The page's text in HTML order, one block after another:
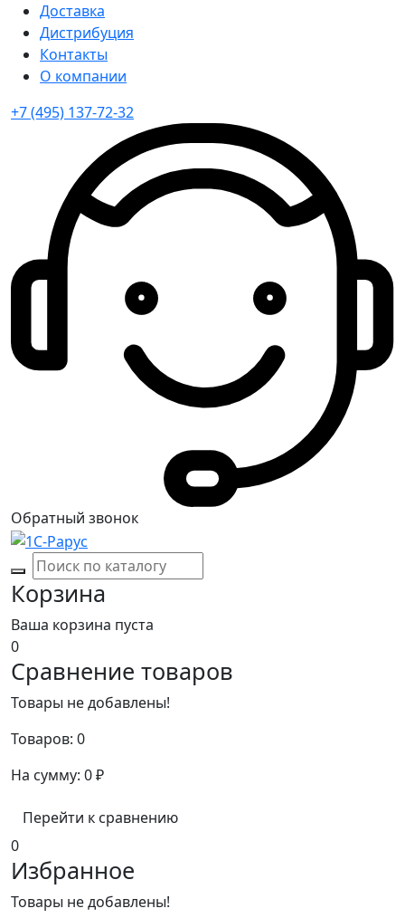
Доставка
Дистрибуция
Контакты
О компании
+7 (495) 137-72-32
Обратный звонок
Корзина
Ваша корзина пуста
0
Сравнение товаров
Товары не добавлены!
Товаров: 0
На сумму: 0₽
Перейти к сравнению
0
Избранное
Товары не добавлены!